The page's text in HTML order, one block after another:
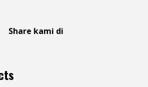
Share kami di